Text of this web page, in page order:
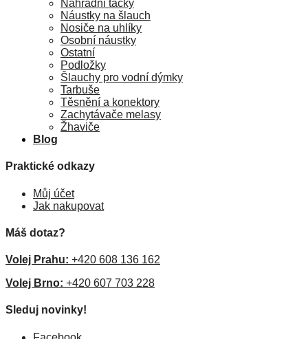
Náhradní tácky
Náustky na šlauch
Nosiče na uhlíky
Osobní náustky
Ostatní
Podložky
Šlauchy pro vodní dýmky
Tarbuše
Těsnění a konektory
Zachytávače melasy
Žhaviče
Blog
Praktické odkazy
Můj účet
Jak nakupovat
Máš dotaz?
Volej Prahu: +420 608 136 162
Volej Brno: +420 607 703 228
Sleduj novinky!